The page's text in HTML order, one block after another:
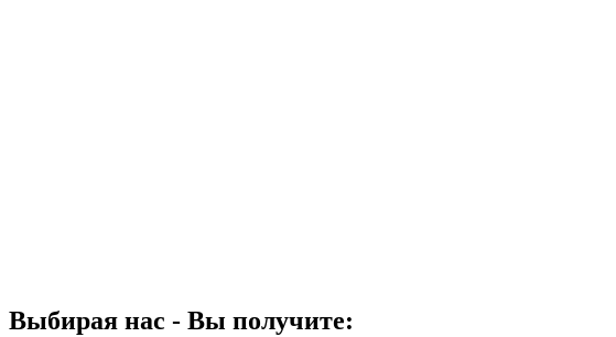
Выбирая нас - Вы получите: